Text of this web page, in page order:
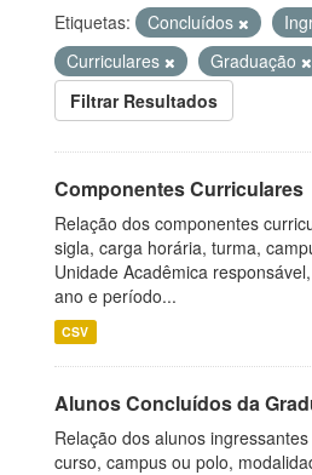
Etiquetas:
Concluídos
Curriculares
Graduação
Filtrar Resultados
Componentes Curriculares
Relação dos componentes
sigla, carga horária, turma,
Unidade Acadêmica
ano e período...
CSV
Alunos Concluídos da
Relação dos alunos
curso, campus ou polo,